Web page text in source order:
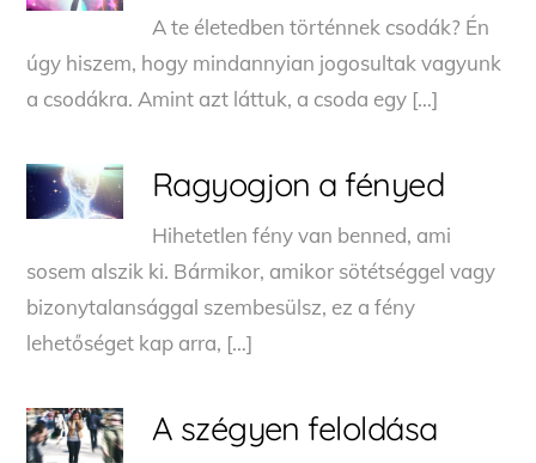
A te életedben történnek csodák? Én
úgy hiszem, hogy mindannyian jogosultak vagyunk
a csodákra. Amint azt láttuk, a csoda egy […]
Ragyogjon a fényed
Hihetetlen fény van benned, ami
sosem alszik ki. Bármikor, amikor sötétséggel vagy
bizonytalansággal szembesülsz, ez a fény
lehetőséget kap arra, […]
A szégyen feloldása